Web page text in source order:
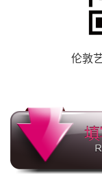
伦敦